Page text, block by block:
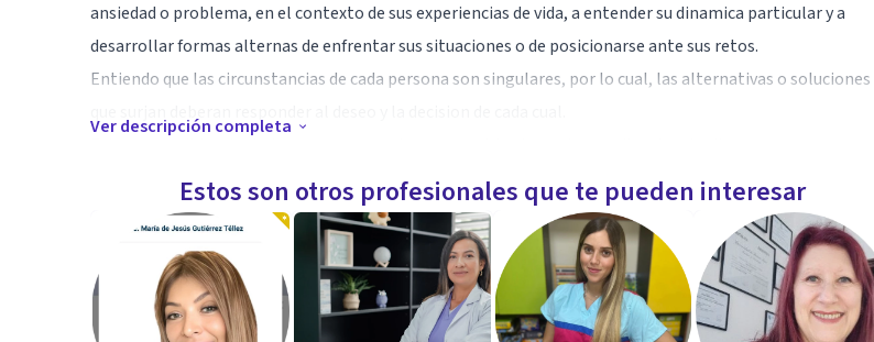
ansiedad o problema, en el contexto de sus experiencias de vida, a entender su dinamica particular y a
desarrollar formas alternas de enfrentar sus situaciones o de posicionarse ante sus retos.
Entiendo que las circunstancias de cada persona son singulares, por lo cual, las alternativas o soluciones
Ofrezco terapia en español y en ingles
English and Spanish speaking therapist.
Especialidad
Mi especialidad es la Psicologia Clinica y el Psicoanalisis, con una licenciatura en psicologia de la
Ver descripción completa
Estos son otros profesionales que te pueden interesar